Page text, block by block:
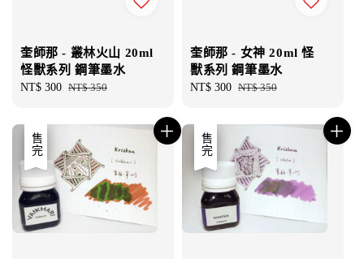
奎師那 - 叢林火山 20ml
怪獸系列 鋼筆墨水
Sale
NT$ 300 Regular
NT$ 350
奎師那 - 女神 20ml 怪
獸系列 鋼筆墨水
Sale
NT$ 300 Regular
NT$ 350
優惠
售完 優惠
售完